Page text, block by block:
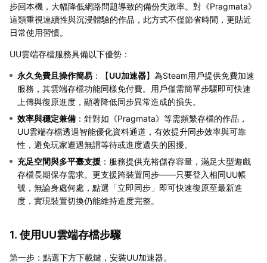
步回本機，大幅降低網路問題導致的備份失敗率。對《Pragmata》
這類重視連續性與沉浸體驗的作品，此方式不僅節省時間，更貼近
日常使用習慣。
UU雲端存檔服務具備以下優勢：
永久免費且操作簡易 ：【UU加速器】為Steam用戶提供免費加速
服務，其雲端存檔功能同樣免付費。用戶僅需簡單步驟即可快速
上傳與復原進度，顯著降低同步異常造成的損失。
效率與穩定兼備 ：針對如《Pragmata》等需頻繁存檔的作品，
UU雲端存檔透過智能優化資料通道，有效提升同步效率與可靠
性，避免玩家遭遇無謂等待或進度遺失的困擾。
充足空間與多平臺支援 ：服務提供充裕儲存容量，滿足大型遊戲
存檔長期保存需求。更支援跨裝置同步——只要登入相同UU帳
號，無論身處何處，點選「立即同步」即可快速復原至最新進
度，實現裝置切換仍能維持進度完整。
1. 使用UU雲端存檔步驟
第一步：點選下方下載鍵，安裝UU加速器。